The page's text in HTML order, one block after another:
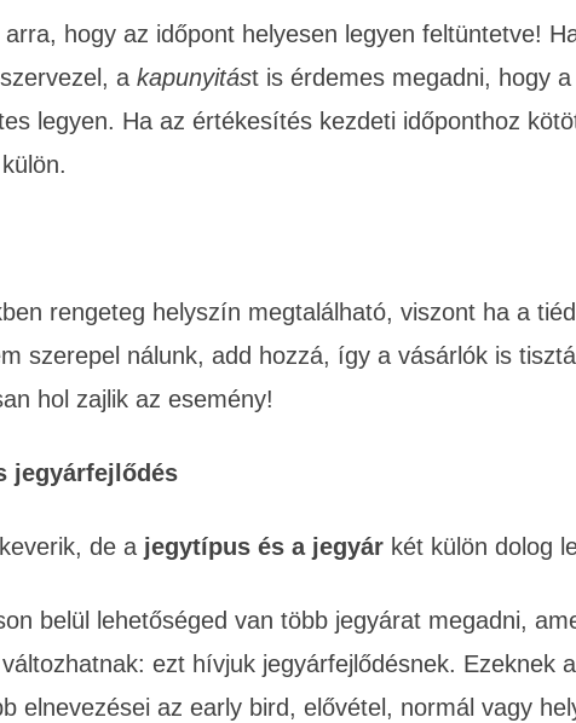
arra, hogy az időpont helyesen legyen feltüntetve!
a kapunyitást is érdemes megadni, hogy
legyen. Ha az értékesítés kezdeti időponthoz
rengeteg helyszín megtalálható, viszont ha a
szerepel nálunk, add hozzá, így a vásárlók is
hol zajlik az esemény!
jegyárfejlődés
de a jegytípus és a jegyár két külön dolog
belül lehetőséged van több jegyárat megadni,
ezt hívjuk jegyárfejlődésnek. Ezeknek
elnevezései az early bird, elővétel, normál vagy